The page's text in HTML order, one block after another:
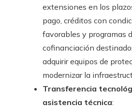
extensiones en los
pago, créditos con
favorables y programas
cofinanciación
adquirir equipos de
modernizar la
Transferencia
asistencia técnica: